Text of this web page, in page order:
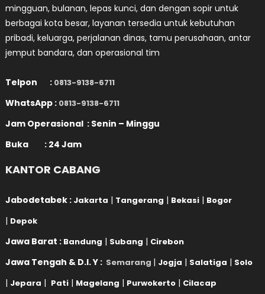
mingguan, bulanan, lepas kunci, dan dengan sopir untuk
berbagai kota besar, layanan tersedia untuk kebutuhan
pribadi, keluarga, perjalanan dinas, tamu perusahaan, antar
jemput bandara, dan operasional tim
Telpon : 0813-9138-6711
WhatsApp : 0813-9138-6711
Jam Operasional : Senin – Minggu
Buka : 24 Jam
KANTOR CABANG
Jabodetabek : Jakarta | Tangerang | Bekasi | Bogor
| Depok
Jawa Barat : Bandung | Subang | Cirebon
Jawa Tengah & D.I. Y : Semarang | Jogja | Salatiga | Solo
| Jepara | Pati | Magelang | Purwokerto | Cilacap